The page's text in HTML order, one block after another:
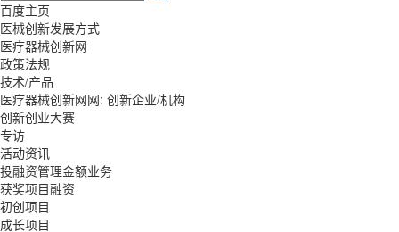
百度主页
医械创新发展方式
医疗器械创新网
政策法规
技术/产品
医疗器械创新网网: 创新企业/机构
创新创业大赛
专访
活动资讯
投融资管理金额业务
获奖项目融资
初创项目
成长项目